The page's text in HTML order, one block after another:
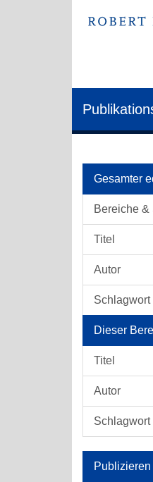
Gesamter
Bereiche &
Titel
Autor
Schlagwort
Dieser
Titel
Autor
Schlagwort
Publizieren